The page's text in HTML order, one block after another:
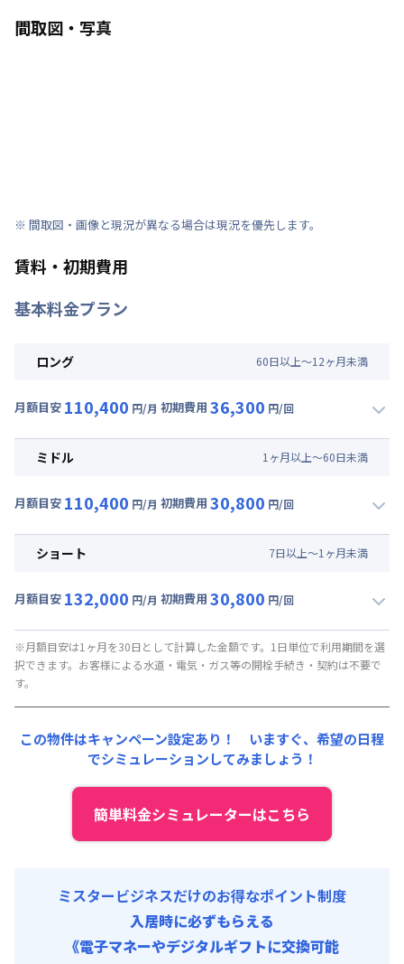
間取図・写真
※ 間取図・画像と現況が異なる場合は現況を優先します。
賃料・初期費用
基本料金プラン
ロング 60日以上～12ヶ月未満
月額目安 110,400 円/月 初期費用 36,300 円/回
月額賃料目安(30日利用)
光熱費他 : 24,000円/月 (800円/日) (税抜)
初期費用
寝具セット : 6,000円/回 (税抜)
ミドル 1 ヶ月以上～60日未満
月額目安 110,400 円/月 初期費用 30,800 円/回
月額賃料目安(30日利用)
光熱費他 : 24,000円/月 (800円/日) (税抜)
初期費用
事務手数料 : 7,000円/回 (税抜)
ショート 7日以上～1 ヶ月未満
月額目安 132,000 円/月 初期費用 30,800 円/回
月額賃料目安(30日利用)
賃料 : 96,000円/月 (3,200円/日) (税抜)
光熱費他 :
初期費用
事務手数料 : 7,000円/回 (税抜)
寝具セット : 6,000円/回 (税抜)
※月額目安は1ヶ月を30日として計算した金額です。1日単位で利用期間を選
択できます。お客様による水道・電気・ガス等の開栓手続き・契約は不要で
す。
この物件はキャンペーン設定あり！ いますぐ、 希望の日程
でシミュレーションしてみましょう！
簡単料金シミュレーターはこちら
ミスタービジネスだけのお得なポイント制度
入居時に必ずもらえる
《電子マネーやデジタルギフトに交換可能